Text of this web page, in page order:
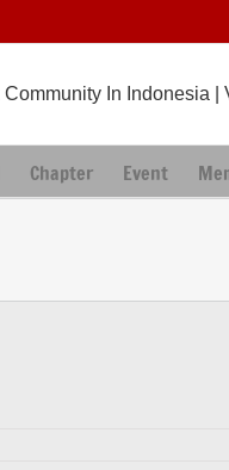
Chapter Event